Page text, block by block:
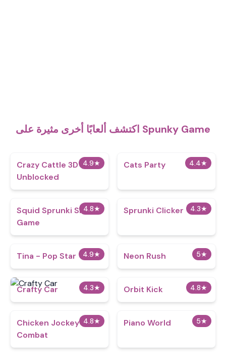
اكتشف ألعابًا أخرى مثيرة على Spunky Game
4.9★
Crazy Cattle 3D
Unblocked
4.4★
Cats Party
4.8★
Squid Sprunki Slither
Game
4.3★
Sprunki Clicker
4.9★
Tina - Pop Star 5★
Neon Rush
4.3★
Crafty Car 4.8★
Orbit Kick
4.8★
Chicken Jockey
Combat
5★
Piano World